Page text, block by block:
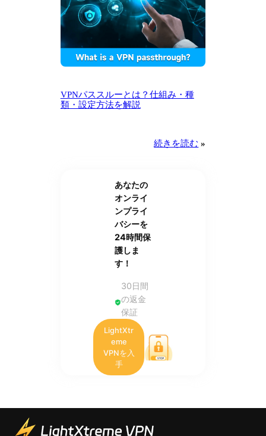
VPNパススルーとは？仕組み・種
類・設定方法を解説
続きを読む »
あなたの
オンライ
ンプライ
バシーを
24時間保
護しま
す！
30日間
の返金
保証
LightXtr
eme
VPNを入
手